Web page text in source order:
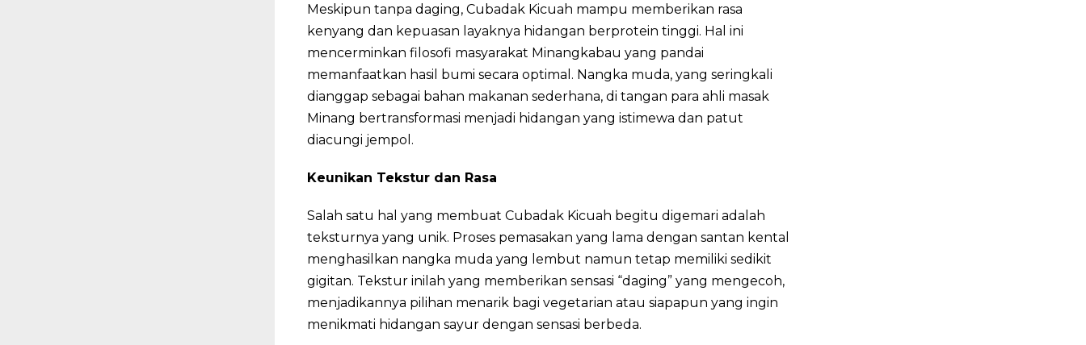
Meskipun tanpa daging, Cubadak Kicuah mampu memberikan rasa
kenyang dan kepuasan layaknya hidangan berprotein tinggi. Hal ini
mencerminkan filosofi masyarakat Minangkabau yang pandai
memanfaatkan hasil bumi secara optimal. Nangka muda, yang seringkali
dianggap sebagai bahan makanan sederhana, di tangan para ahli masak
Minang bertransformasi menjadi hidangan yang istimewa dan patut
diacungi jempol.
Keunikan Tekstur dan Rasa
Salah satu hal yang membuat Cubadak Kicuah begitu digemari adalah
teksturnya yang unik. Proses pemasakan yang lama dengan santan kental
menghasilkan nangka muda yang lembut namun tetap memiliki sedikit
gigitan. Tekstur inilah yang memberikan sensasi “daging” yang mengecoh,
menjadikannya pilihan menarik bagi vegetarian atau siapapun yang ingin
menikmati hidangan sayur dengan sensasi berbeda.